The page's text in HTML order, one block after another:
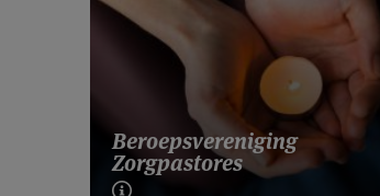
Beroepsvereniging
Zorgpastores